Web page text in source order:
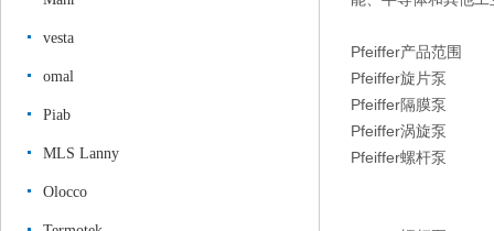
vesta
omal
Piab
MLS Lanny
Olocco
Pfeiffer产品范围
Pfeiffer旋片泵
Pfeiffer隔膜泵
Pfeiffer涡旋泵
Pfeiffer螺杆泵